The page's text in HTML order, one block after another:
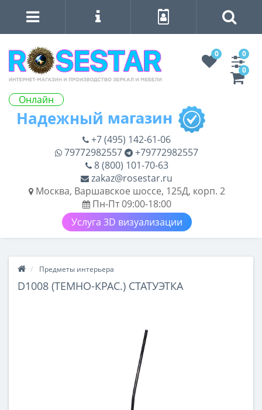
Онлайн
0
0
0
+7 (495) 142-61-06
79772982557
+79772982557
8 (800) 101-70-63
zakaz@rosestar.ru
Москва, Варшавское шоссе, 125Д, корп. 2
Пн-Пт 09:00-18:00
Услуга 3D визуализации
Предметы интерьера
D1008 (ТЕМНО-КРАС.) СТАТУЭТКА